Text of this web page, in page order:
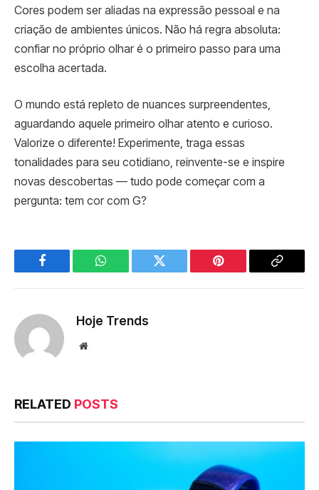
Cores podem ser aliadas na expressão pessoal e na
criação de ambientes únicos. Não há regra absoluta:
confiar no próprio olhar é o primeiro passo para uma
escolha acertada.
O mundo está repleto de nuances surpreendentes,
aguardando aquele primeiro olhar atento e curioso.
Valorize o diferente! Experimente, traga essas
tonalidades para seu cotidiano, reinvente-se e inspire
novas descobertas — tudo pode começar com a
pergunta: tem cor com G?
Facebook WhatsApp Twitter Pinterest
Copy
Hoje Trends
Website
RELATED POSTS